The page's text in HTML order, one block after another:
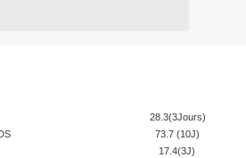
FINALE 4 28.3(3Jours)
BASTERDS 73.7 (10J)
17.4(3J)